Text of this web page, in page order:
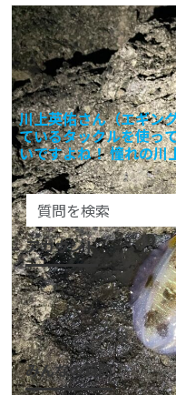
川上英佑さん（エギン
ているタックルを使っ
いですよね！ 憧れの川
い！使いた
アカウント
ログイン
会員登録
みんなの質問